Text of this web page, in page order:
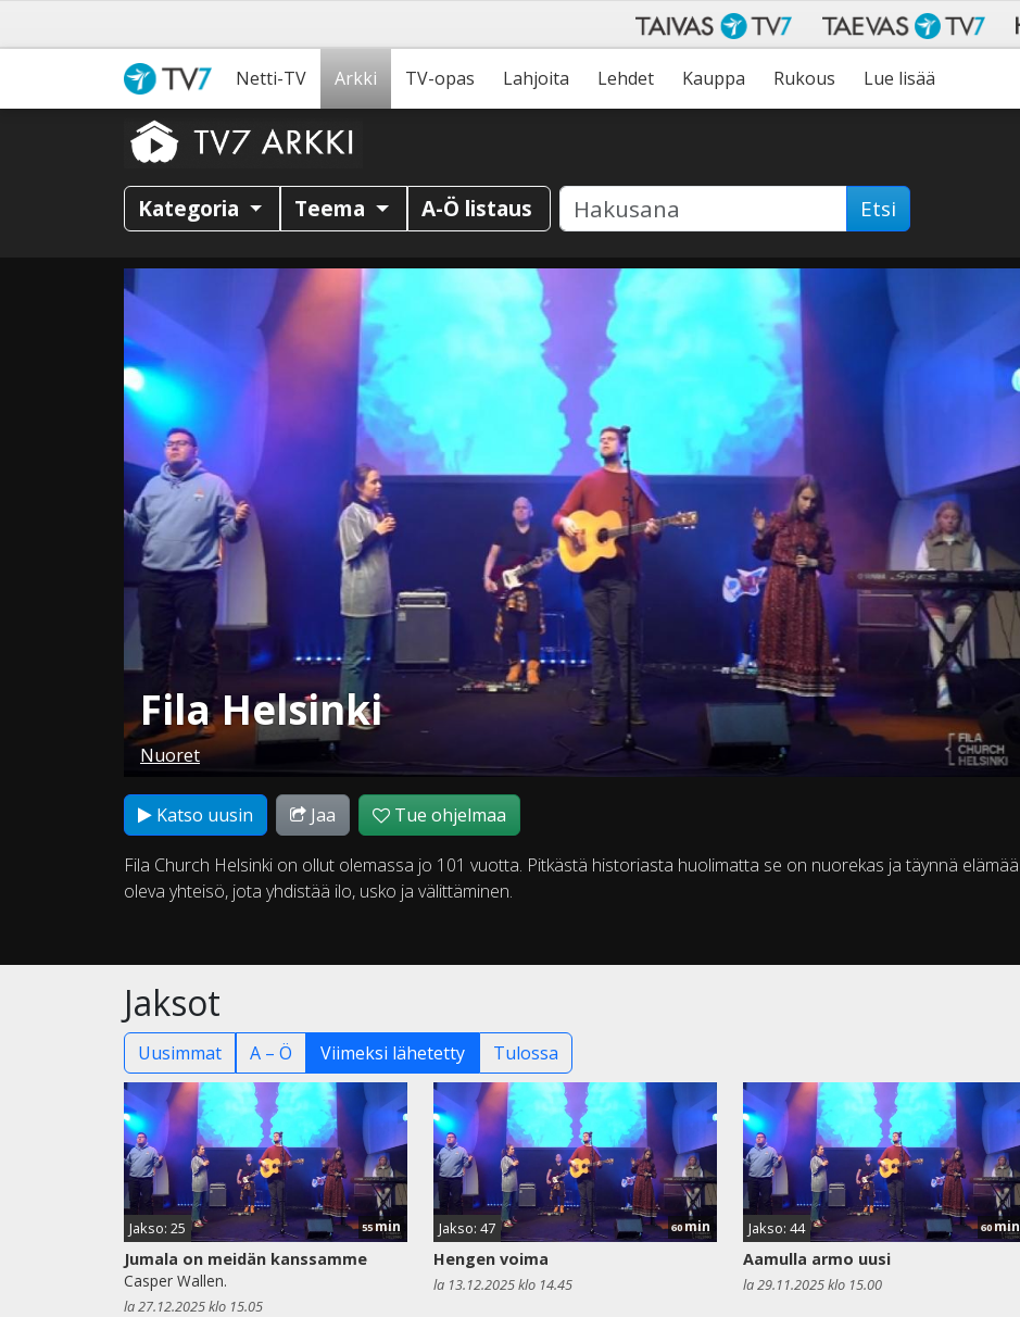
Netti-TV Arkki TV-opas Lahjoita Lehdet Kauppa Rukous Lue lisää
Kategoria Teema A-Ö listaus Etsi
Fila Helsinki
Nuoret
Katso uusin Jaa Tue ohjelmaa
Fila Church Helsinki on ollut olemassa jo 101 vuotta. Pitkästä historiasta huolimatta se on nuorekas ja täynnä elämää
oleva yhteisö, jota yhdistää ilo, usko ja välittäminen.
Jaksot
Uusimmat A – Ö Viimeksi lähetetty Tulossa
Jakso: 25 55min
Jumala on meidän kanssamme
Casper Wallen.
la 27.12.2025 klo 15.05
Jakso: 47 60min
Hengen voima
la 13.12.2025 klo 14.45
Jakso: 44 60min
Aamulla armo uusi
la 29.11.2025 klo 15.00